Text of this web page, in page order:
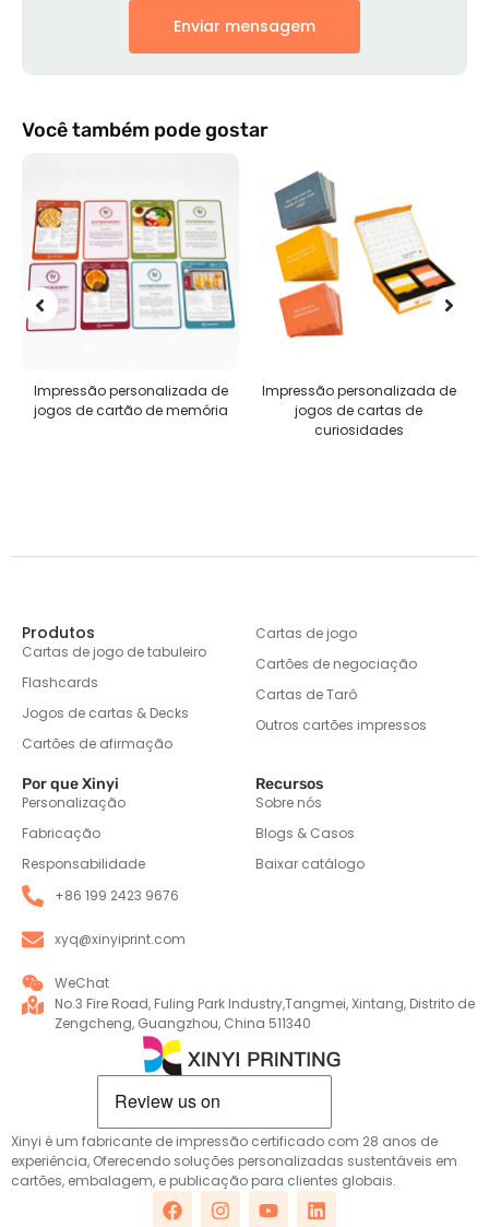
Enviar mensagem
Você também pode gostar
Impressão personalizada de
jogos de cartas de
Quebra-cabeças
personalizados
Xinyi é um fabricante de impressão certificado com 28 anos de
experiência, Oferecendo soluções personalizadas sustentáveis em
cartões, embalagem, e publicação para clientes globais.
Produtos
Cartas de jogo de tabuleiro
Flashcards
Jogos de cartas & Decks
Cartões de afirmação
Cartas de jogo
Cartões de negociação
Cartas de Tarô
Outros cartões impressos
Por que Xinyi
Personalização
Fabricação
Responsabilidade
Recursos
Sobre nós
Blogs & Casos
Baixar catálogo
+86 199 2423 9676
xyq@xinyiprint.com
WeChat
No.3 Fire Road, Fuling Park Industry,Tangmei, Xintang, Distrito de
Zengcheng, Guangzhou, China 511340